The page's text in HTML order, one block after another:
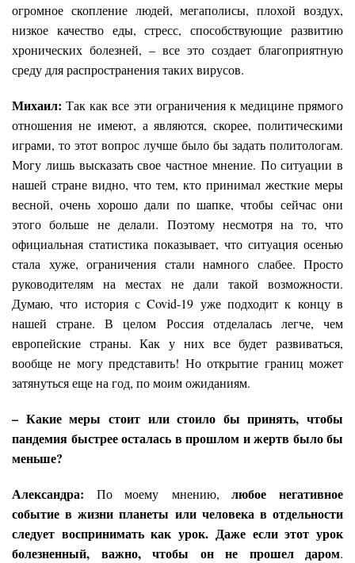
огромное скопление людей, мегаполисы, плохой воздух,
низкое качество еды, стресс, способствующие развитию
хронических болезней, – все это создает благоприятную
среду для распространения таких вирусов.
Михаил: Так как все эти ограничения к медицине прямого
отношения не имеют, а являются, скорее, политическими
играми, то этот вопрос лучше было бы задать политологам.
Могу лишь высказать свое частное мнение. По ситуации в
нашей стране видно, что тем, кто принимал жесткие меры
весной, очень хорошо дали по шапке, чтобы сейчас они
этого больше не делали. Поэтому несмотря на то, что
официальная статистика показывает, что ситуация осенью
стала хуже, ограничения стали намного слабее. Просто
руководителям на местах не дали такой возможности.
Думаю, что история с Covid-19 уже подходит к концу в
нашей стране. В целом Россия отделалась легче, чем
европейские страны. Как у них все будет развиваться,
вообще не могу представить! Но открытие границ может
затянуться еще на год, по моим ожиданиям.
– Какие меры стоит или стоило бы принять, чтобы
пандемия быстрее осталась в прошлом и жертв было бы
меньше?
Александра: По моему мнению,любое негативное
событие в жизни планеты или человека в отдельности
следует воспринимать как урок. Даже если этот урок
болезненный, важно, чтобы он не прошел даром.